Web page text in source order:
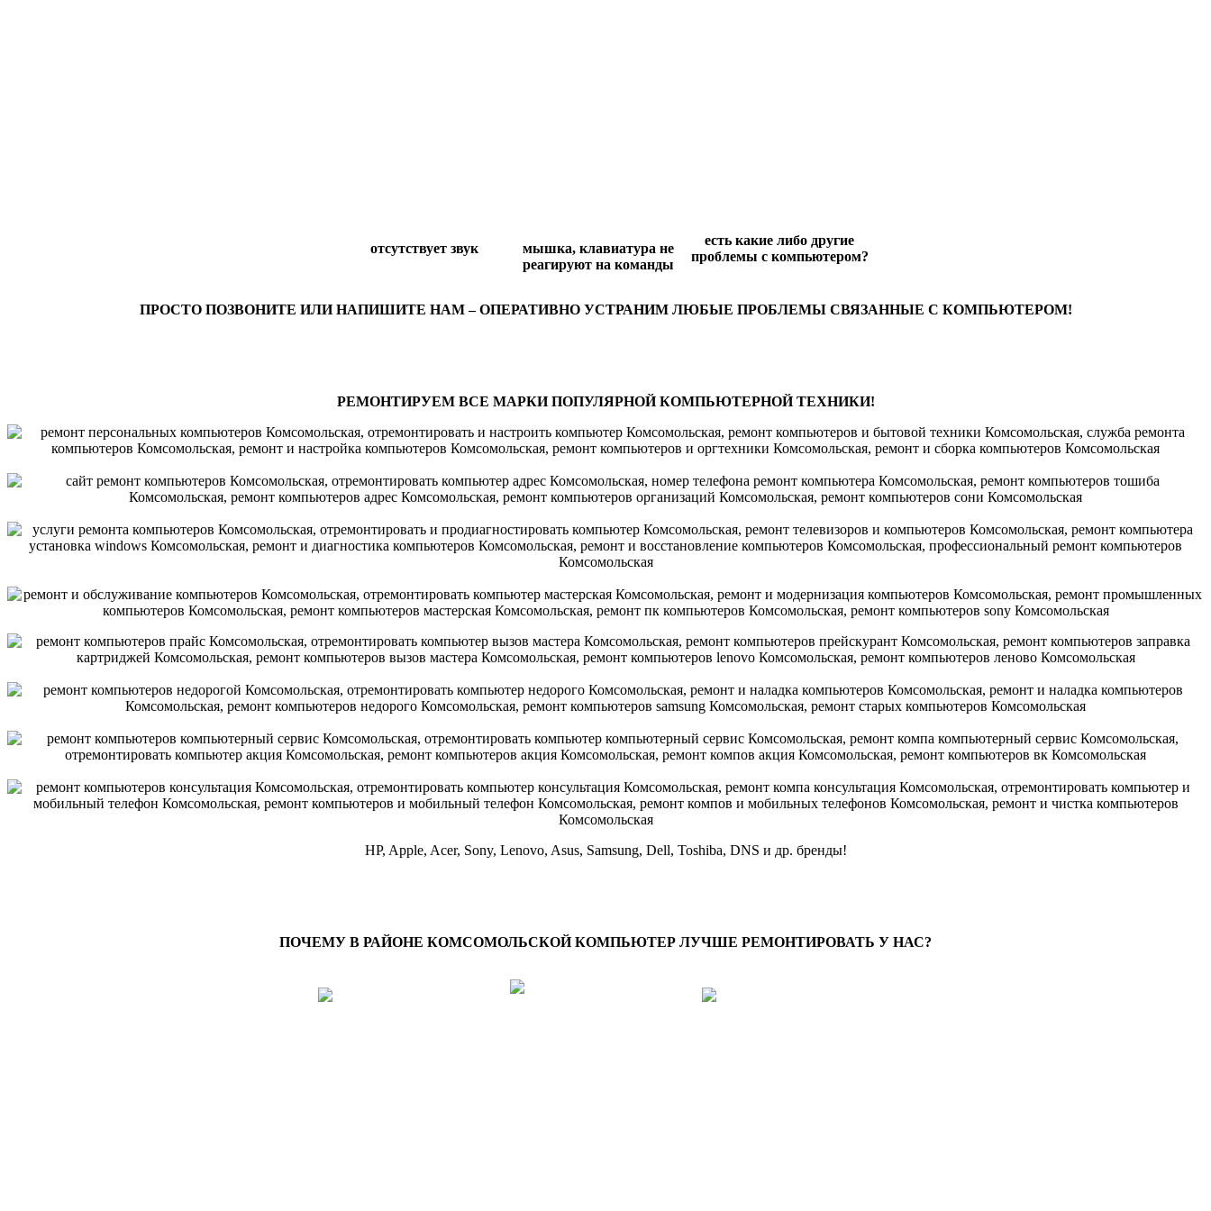
отсутствует звук
мышка, клавиатура не
реагируют на команды
есть какие либо другие
проблемы с компьютером?
ПРОСТО ПОЗВОНИТЕ ИЛИ НАПИШИТЕ НАМ – ОПЕРАТИВНО УСТРАНИМ ЛЮБЫЕ ПРОБЛЕМЫ СВЯЗАННЫЕ С КОМПЬЮТЕРОМ!
РЕМОНТИРУЕМ ВСЕ МАРКИ ПОПУЛЯРНОЙ КОМПЬЮТЕРНОЙ ТЕХНИКИ!
HP, Apple, Acer, Sony, Lenovo, Asus, Samsung, Dell, Toshiba, DNS и др. бренды!
ПОЧЕМУ В РАЙОНЕ КОМСОМОЛЬСКОЙ КОМПЬЮТЕР ЛУЧШЕ РЕМОНТИРОВАТЬ У НАС?